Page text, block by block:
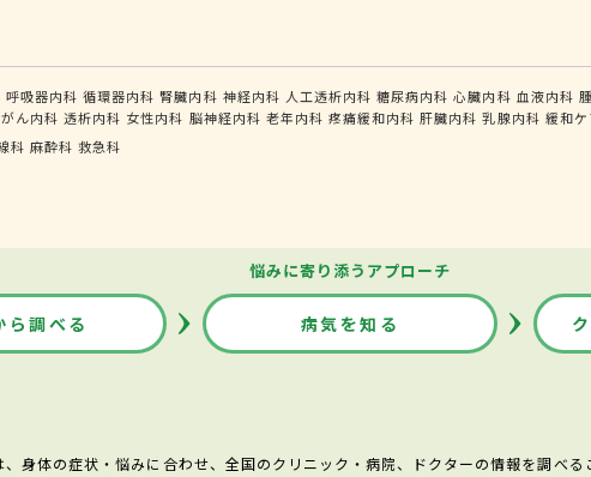
呼吸器内科 循環器内科 腎臓内科 神経内科 人工透析内科 糖尿病内科 心臓内科 血液内科
がん内科 透析内科 女性内科 脳神経内科 老年内科 疼痛緩和内科 肝臓内科 乳腺内科 緩和
科 麻酔科 救急科
悩みに寄り添うアプローチ
ら調べる 病気を知る
、身体の症状・悩みに合わせ、全国のクリニック・病院、ドクターの情報を調べる